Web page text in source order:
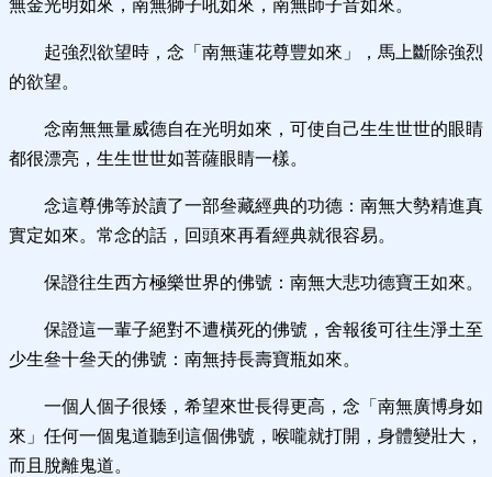
無金光明如來，南無獅子吼如來，南無師子音如來。
起強烈欲望時，念「南無蓮花尊豐如來」，馬上斷除強烈
的欲望。
念南無無量威德自在光明如來，可使自己生生世世的眼睛
都很漂亮，生生世世如菩薩眼睛一樣。
念這尊佛等於讀了一部叄藏經典的功德：南無大勢精進真
實定如來。常念的話，回頭來再看經典就很容易。
保證往生西方極樂世界的佛號：南無大悲功德寶王如來。
保證這一輩子絕對不遭橫死的佛號，舍報後可往生淨土至
少生叄十叄天的佛號：南無持長壽寶瓶如來。
一個人個子很矮，希望來世長得更高，念「南無廣博身如
來」任何一個鬼道聽到這個佛號，喉嚨就打開，身體變壯大，
而且脫離鬼道。